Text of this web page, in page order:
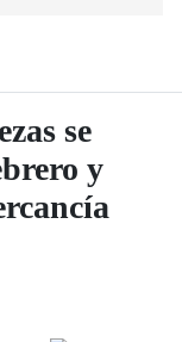
se
y